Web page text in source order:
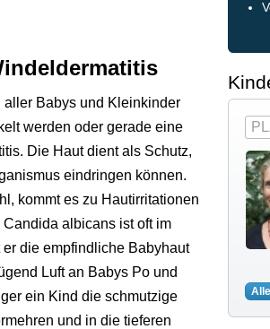
aller Babys und Kleinkinder
werden oder gerade eine
Die Haut dient als Schutz,
eindringen können.
kommt es zu Hautirritationen
albicans ist oft im
die empfindliche Babyhaut
Luft an Babys Po und
ein Kind die schmutzige
und in die tieferen